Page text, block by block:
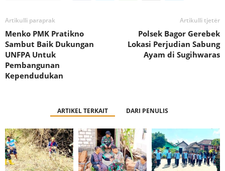
Artikulli paraprak
Menko PMK Pratikno
Sambut Baik Dukungan
UNFPA Untuk
Pembangunan
Kependudukan
Artikulli tjetër
Polsek Bagor Gerebek
Lokasi Perjudian Sabung
Ayam di Sugihwaras
ARTIKEL TERKAIT DARI PENULIS